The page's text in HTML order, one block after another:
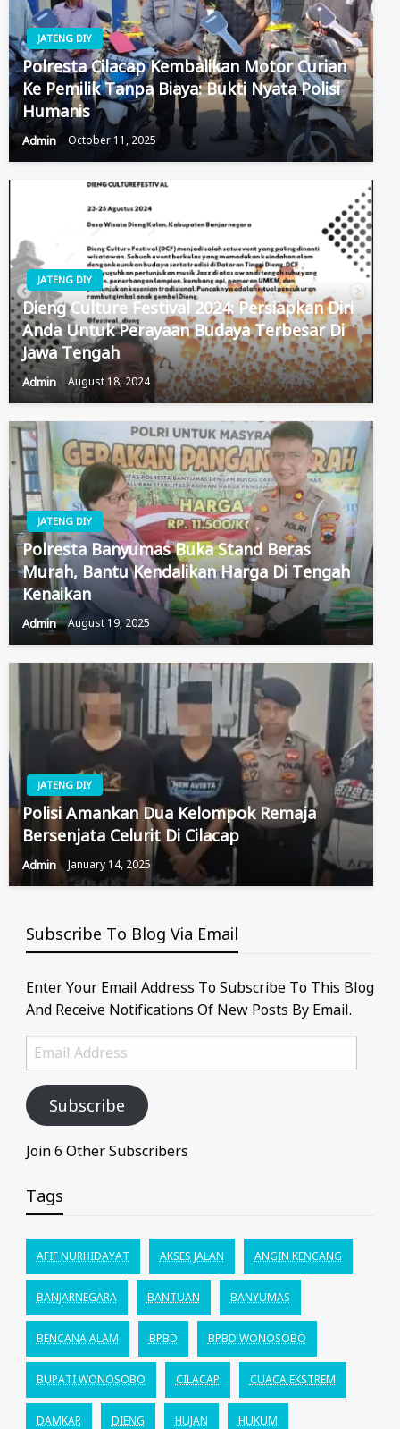
JATENG DIY
Polresta Cilacap Kembalikan Motor Curian
Ke Pemilik Tanpa Biaya: Bukti Nyata Polisi
Humanis
Admin October 11, 2025
JATENG DIY
Dieng Culture Festival 2024: Persiapkan Diri
Anda Untuk Perayaan Budaya Terbesar Di
Jawa Tengah
Admin August 18, 2024
JATENG DIY
Polresta Banyumas Buka Stand Beras
Murah, Bantu Kendalikan Harga Di Tengah
Kenaikan
Admin August 19, 2025
JATENG DIY
Polisi Amankan Dua Kelompok Remaja
Bersenjata Celurit Di Cilacap
Admin January 14, 2025
Subscribe To Blog Via Email
Enter Your Email Address To Subscribe To This Blog
And Receive Notifications Of New Posts By Email.
Email
Address
Subscribe
Join 6 Other Subscribers
Tags
AFIF NURHIDAYAT AKSES JALAN ANGIN KENCANG
BANJARNEGARA BANTUAN BANYUMAS
BENCANA ALAM BPBD BPBD WONOSOBO
BUPATI WONOSOBO CILACAP CUACA EKSTREM
DAMKAR DIENG HUJAN HUKUM